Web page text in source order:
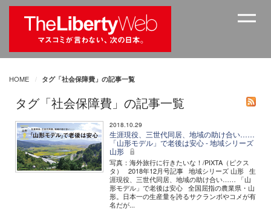
HOME タグ「社会保障費」の記事一覧
タグ「社会保障費」の記事一覧
2018.10.29
生涯現役、三世代同居、地域の助け合い……
「山形モデル」で老後は安心 - 地域シリーズ
山形
写真：海外旅行に行きたいな！/PIXTA（ピクス
タ） 2018年12月号記事 地域シリーズ 山形 生
涯現役、三世代同居、地域の助け合い…… 「山
形モデル」で老後は安心 全国屈指の農業県・山
形。日本一の生産量を誇るサクランボやコメが有
名だが...